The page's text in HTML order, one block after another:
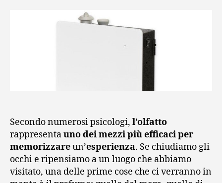
Secondo numerosi psicologi, l’olfatto
rappresentauno dei mezzi più efficaci per
memorizzareun’esperienza. Se chiudiamo gli
occhi e ripensiamo a un luogo che abbiamo
visitato, una delle prime cose che ci verranno in